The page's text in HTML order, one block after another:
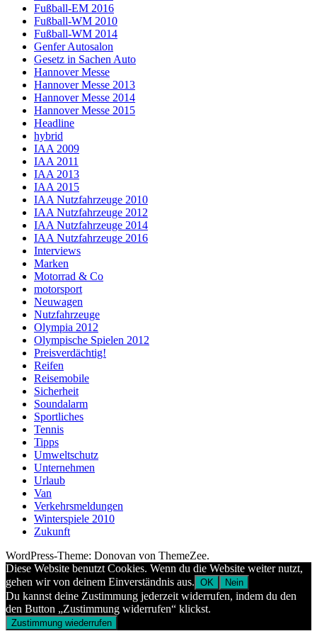
Fußball-EM 2016
Fußball-WM 2010
Fußball-WM 2014
Genfer Autosalon
Gesetz in Sachen Auto
Hannover Messe
Hannover Messe 2013
Hannover Messe 2014
Hannover Messe 2015
Headline
hybrid
IAA 2009
IAA 2011
IAA 2013
IAA 2015
IAA Nutzfahrzeuge 2010
IAA Nutzfahrzeuge 2012
IAA Nutzfahrzeuge 2014
IAA Nutzfahrzeuge 2016
Interviews
Marken
Motorrad & Co
motorsport
Neuwagen
Nutzfahrzeuge
Olympia 2012
Olympische Spielen 2012
Preisverdächtig!
Reifen
Reisemobile
Sicherheit
Soundalarm
Sportliches
Tennis
Tipps
Umweltschutz
Unternehmen
Urlaub
Van
Verkehrsmeldungen
Winterspiele 2010
Zukunft
WordPress-Theme: Donovan von ThemeZee.
Diese Website benutzt Cookies. Wenn du die Website weiter nutzt,
gehen wir von deinem Einverständnis aus. OK Nein
Du kannst deine Zustimmung jederzeit widerrufen, indem du den
den Button „Zustimmung widerrufen“ klickst.
Zustimmung wiederrufen